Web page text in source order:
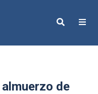
Search
de